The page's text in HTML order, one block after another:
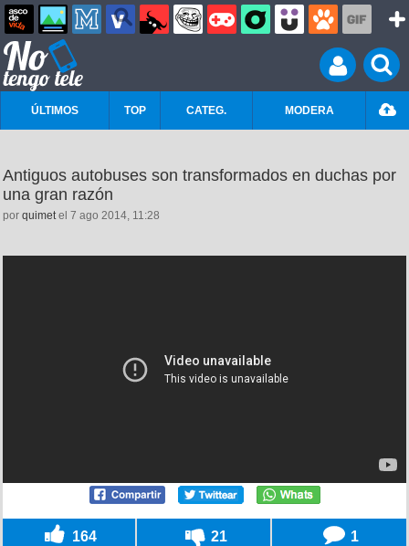
ÚLTIMOS TOP CATEG. MODERA
Antiguos autobuses son transformados en duchas por
una gran razón
por quimetel 7 ago 2014, 11:28
164 21 1